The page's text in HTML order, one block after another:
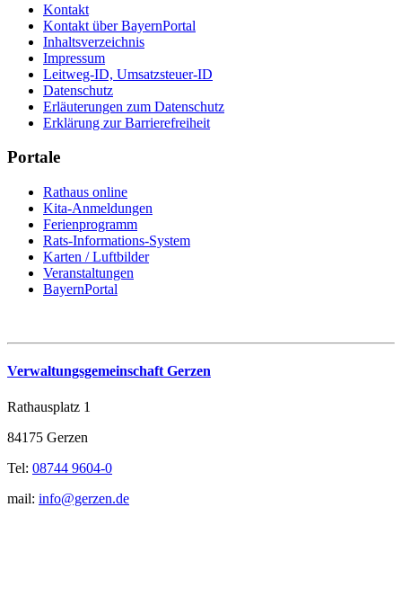
Kontakt
Kontakt über BayernPortal
Inhaltsverzeichnis
Impressum
Leitweg-ID, Umsatzsteuer-ID
Datenschutz
Erläuterungen zum Datenschutz
Erklärung zur Barrierefreiheit
Portale
Rathaus online
Kita-Anmeldungen
Ferienprogramm
Rats-Informations-System
Karten / Luftbilder
Veranstaltungen
BayernPortal
Verwaltungsgemeinschaft Gerzen
Rathausplatz 1
84175 Gerzen
Tel: 08744 9604-0
mail: info@gerzen.de